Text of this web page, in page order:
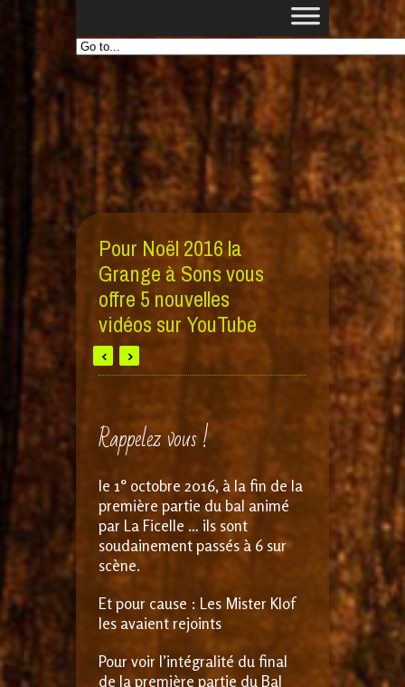
Pour Noël 2016 la
Grange à Sons vous
offre 5 nouvelles
vidéos sur YouTube
Rappelez vous !
le 1° octobre 2016, à la fin de la
première partie du bal animé
par La Ficelle … ils sont
soudainement passés à 6 sur
scène.
Et pour cause : Les Mister Klof
les avaient rejoints
Pour voir l’intégralité du final
de la première partie du Bal